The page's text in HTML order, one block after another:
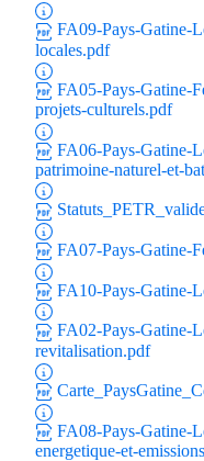
FA09-Pays-Gatine-
locales.pdf
FA05-Pays-Gatine-
projets-culturels.pdf
FA06-Pays-Gatine-
patrimoine-naturel-et-
FA07-Pays-Gatine-
FA10-Pays-Gatine-
FA02-Pays-Gatine-
revitalisation.pdf
FA08-Pays-Gatine-
energetique-et-